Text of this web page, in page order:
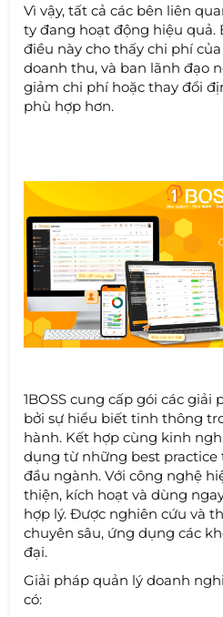
Vì vậy, tất cả các bên liên
ty đang hoạt động hiệu quả.
điều này cho thấy chi phí
doanh thu, và ban lãnh đạo
giảm chi phí hoặc thay đổi
phù hợp hơn.
1BOSS cung cấp gói các
bởi sự hiểu biết tinh thông
hành. Kết hợp cùng kinh
dụng từ những best practice
đầu ngành. Với công nghệ
thiện, kích hoạt và dùng
hợp lý. Được nghiên cứu và
chuyên sâu, ứng dụng các
đại.
Giải pháp quản lý doanh
có: